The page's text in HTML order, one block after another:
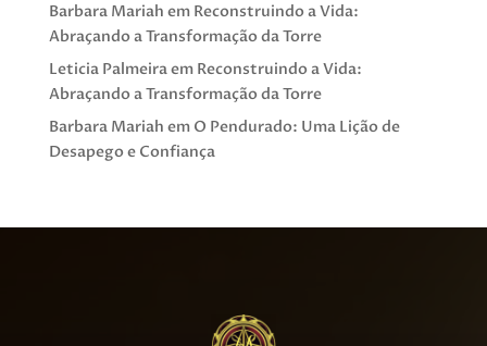
Barbara Mariah em Reconstruindo a Vida:
Abraçando a Transformação da Torre
Leticia Palmeiraem Reconstruindo a Vida:
Abraçando a Transformação da Torre
Barbara Mariah em O Pendurado: Uma Lição de
Desapego e Confiança